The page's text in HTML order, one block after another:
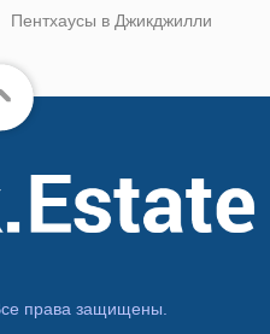
Пентхаусы в Джикджилли
права защищены.